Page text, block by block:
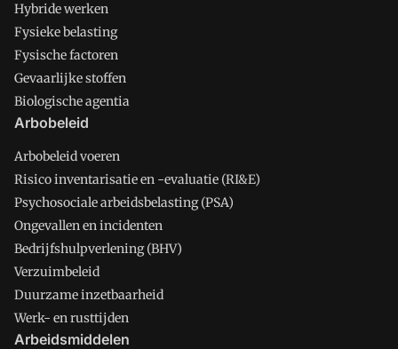
Hybride werken
Fysieke belasting
Fysische factoren
Gevaarlijke stoffen
Biologische agentia
Arbobeleid
Arbobeleid voeren
Risico inventarisatie en -evaluatie (RI&E)
Psychosociale arbeidsbelasting (PSA)
Ongevallen en incidenten
Bedrijfshulpverlening (BHV)
Verzuimbeleid
Duurzame inzetbaarheid
Werk- en rusttijden
Arbeidsmiddelen